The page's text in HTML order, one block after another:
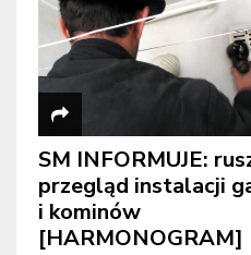
SM INFORMUJE:
przegląd instalacji
i kominów
[HARMONOGRAM]